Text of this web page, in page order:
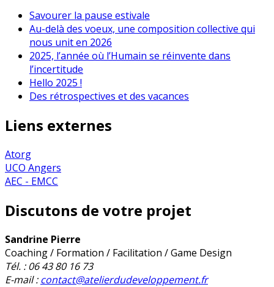
Savourer la pause estivale
Au-delà des voeux, une composition collective qui
nous unit en 2026
2025, l’année où l’Humain se réinvente dans
l’incertitude
Hello 2025 !
Des rétrospectives et des vacances
Liens externes
Atorg
UCO Angers
AEC - EMCC
Discutons de votre projet
Sandrine Pierre
Coaching / Formation / Facilitation / Game Design
Tél. : 06 43 80 16 73
E-mail :contact@atelierdudeveloppement.fr